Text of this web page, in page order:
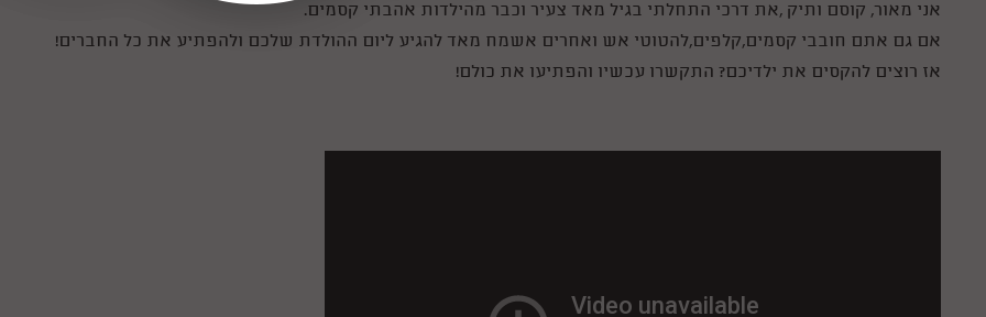
אני מאור, קוסם ותיק ,את דרכי התחלתי בגיל מאד צעיר וכבר מהילדות אהבתי קסמים.
אם גם אתם חובבי קסמים,קלפים,להטוטי אש ואחרים אשמח מאד להגיע ליום ההולדת שלכם ולהפתיע את כל החברים!
אז רוצים להקסים את ילדיכם? התקשרו עכשיו והפתיעו את כולם!